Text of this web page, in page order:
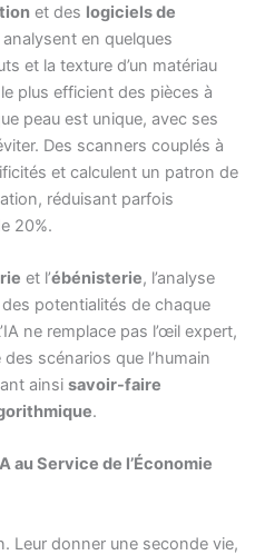
et des logiciels de
analysent en quelques
et la texture d’un matériau
plus efficient des pièces à
peau est unique, avec ses
Des scanners couplés à
et calculent un patron de
réduisant parfois
20%.
et l’ébénisterie, l’analyse
potentialités de chaque
ne remplace pas l’œil expert,
scénarios que l’humain
ainsi savoir-faire
.
au Service de l’Économie
Leur donner une seconde vie,